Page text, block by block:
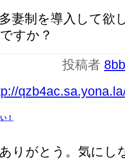
妻制を導入して欲
すか？
投稿者
！
りがとう。気にし